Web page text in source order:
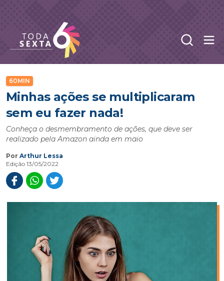
Toda Sexta - 4oito
60MIN
Minhas ações se multiplicaram
sem eu fazer nada!
Conheça o desmembramento de ações, que deve ser
realizado pela Amazon ainda em maio
Por Arthur Lessa
Edição 13/05/2022